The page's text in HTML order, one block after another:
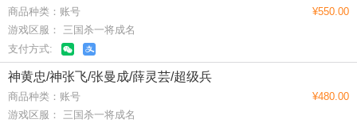
商品种类：账号
游戏区服： 三国杀一将成名
支付方式:
¥550.00
神黄忠/神张飞/张曼成/薛灵芸/超级兵
商品种类：账号
游戏区服： 三国杀一将成名
¥480.00